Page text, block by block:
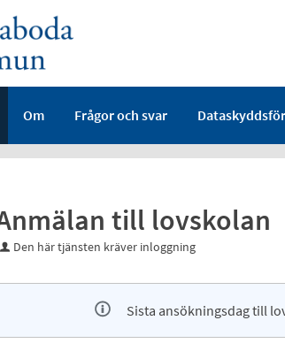
Om Frågor och svar
till lovskolan
Den här tjänsten kräver inloggning
Sista ansökningsdag till